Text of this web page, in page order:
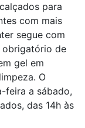
para
com mais
segue com
obrigatório de
gel em
O
feira a sábado,
das 14h às